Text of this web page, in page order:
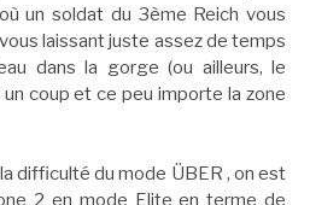
un soldat du 3ème Reich vous
laissant juste assez de temps
dans la gorge (ou ailleurs, le
coup et ce peu importe la zone
difficulté du mode ÜBER , on est